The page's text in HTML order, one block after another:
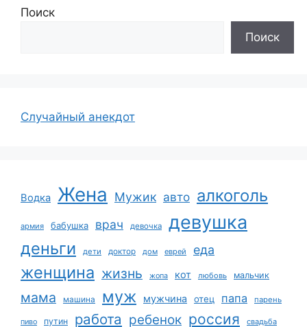
Поиск
Поиск
Случайный анекдот
Водка Жена Мужик авто алкоголь
армия бабушка врач девочка девушка
деньги дети доктор дом еврей еда
женщина жизнь жопа кот любовь мальчик
мама машина муж мужчина отец папа парень
пиво путин работа ребенок россия свадьба